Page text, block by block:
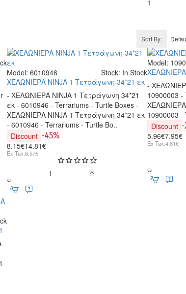
Sort By:
-45%
Model: 6010946 Stock: In Stock
ΧΕΛΩΝΙΕΡΑ NINJA 1 Τετράγωνη 34*21 εκ
- ΧΕΛΩΝΙΕΡΑ NINJA 1 Τετράγωνη 34*21
εκ - 6010946 - Terrariums - Turtle Boxes -
ΧΕΛΩΝΙΕΡΑ NINJA 1 Τετράγωνη 34*21 εκ
- 6010946 - Terrariums - Turtle Bo..
Discount -45%
8.15€14.81€
Ex Tax:6.57€
NINJA
εκ
Model:
-
10900003 -
10900003 -
Discount
5.96€7.95€
Ex Tax:4.81€
ΠΟΛΥΓΩΝΗ